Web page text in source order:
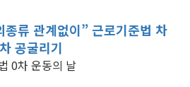
류 관계없이” 근로기준법 차
공굴리기
0차 운동의 날